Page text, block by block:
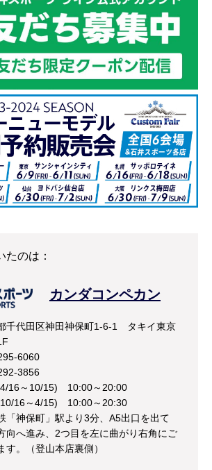
たのは：
カンダコンペカン
千代田区神田神保町1-6-1 タキイ東京
6060
3856
16～10/15) 10:00～20:00
16～4/15) 10:00～20:30
「神保町」駅より3分、A5出口を出て
向へ進み、2つ目を左に曲がり右角にご
す。（登山本店裏側）